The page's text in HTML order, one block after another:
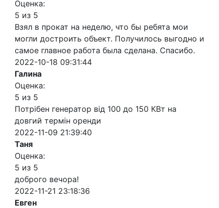
Оценка:
5 из 5
Взял в прокат на неделю, что бы ребята мои
могли достроить объект. Получилось выгодно и
самое главное работа была сделана. Спасибо.
2022-10-18 09:31:44
Галина
Оценка:
5 из 5
Потрібен генератор від 100 до 150 КВт на
довгий термін оренди
2022-11-09 21:39:40
Таня
Оценка:
5 из 5
доброго вечора!
2022-11-21 23:18:36
Евген